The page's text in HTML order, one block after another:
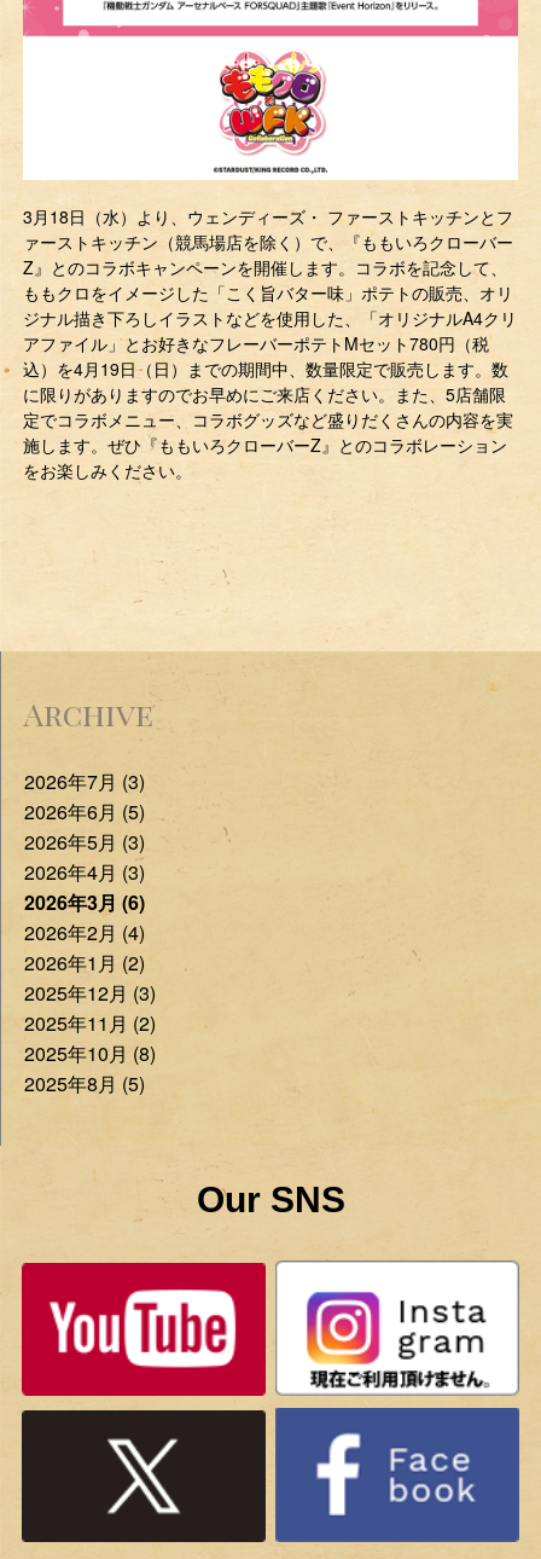
3月18日（水）より、ウェンディーズ・ ファーストキッチンとフ
ァーストキッチン（競馬場店を除く）で、『ももいろクローバー
Z』とのコラボキャンペーンを開催します。コラボを記念して、
ももクロをイメージした「こく旨バター味」ポテトの販売、オリ
ジナル描き下ろしイラストなどを使用した、「オリジナルA4クリ
アファイル」とお好きなフレーバーポテトMセット780円（税
込）を4月19日（日）までの期間中、数量限定で販売します。数
に限りがありますのでお早めにご来店ください。また、5店舗限
定でコラボメニュー、コラボグッズなど盛りだくさんの内容を実
施します。ぜひ『ももいろクローバーZ』とのコラボレーション
をお楽しみください。
Archive
2026年7月 (3)
2026年6月 (5)
2026年5月 (3)
2026年4月 (3)
2026年3月 (6)
2026年2月 (4)
2026年1月 (2)
2025年12月 (3)
2025年11月 (2)
2025年10月 (8)
2025年8月 (5)
Our SNS